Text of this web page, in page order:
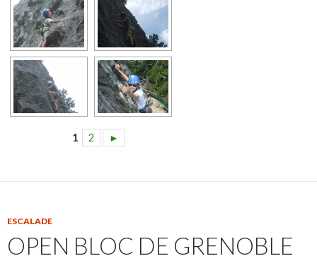
1 2 ►
ESCALADE
OPEN BLOC DE GRENOBLE